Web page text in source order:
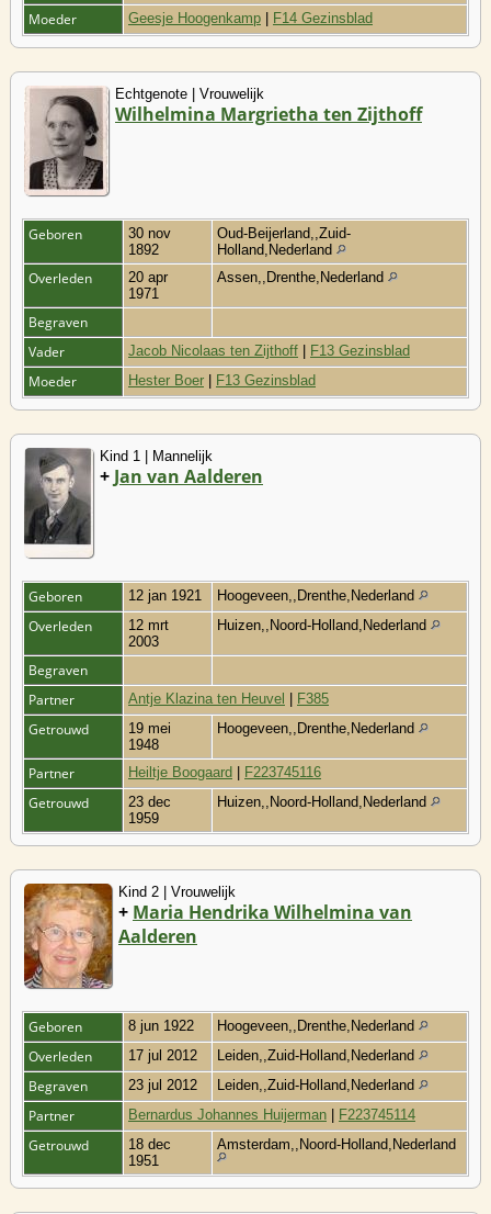
Moeder Geesje Hoogenkamp F14 Gezinsblad
Echtgenote | Vrouwelijk
Wilhelmina Margrietha ten Zijthoff
Geboren
30 nov
1892
Oud-Beijerland,,Zuid-
Holland,Nederland
Overleden
20 apr
1971
Assen,,Drenthe,Nederland
Begraven
Vader
Jacob Nicolaas ten Zijthoff F13 Gezinsblad
Moeder Hester Boer F13 Gezinsblad
Kind 1 | Mannelijk
+ Jan van Aalderen
Geboren 12 jan 1921 Hoogeveen,,Drenthe,Nederland
Overleden
12 mrt
2003
Huizen,,Noord-Holland,Nederland
Begraven
Partner
Antje Klazina ten Heuvel F385
Getrouwd
19 mei
1948
Hoogeveen,,Drenthe,Nederland
Partner Heiltje Boogaard F223745116
Getrouwd
23 dec
1959
Huizen,,Noord-Holland,Nederland
Kind 2 | Vrouwelijk
+ Maria Hendrika Wilhelmina van
Aalderen
Geboren 8 jun 1922 Hoogeveen,,Drenthe,Nederland
Overleden 17 jul 2012 Leiden,,Zuid-Holland,Nederland
Begraven 23 jul 2012 Leiden,,Zuid-Holland,Nederland
Partner Bernardus Johannes Huijerman F223745114
Getrouwd
18 dec
1951
Amsterdam,,Noord-Holland,Nederland